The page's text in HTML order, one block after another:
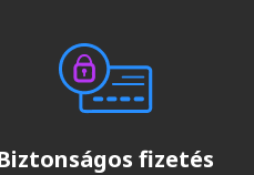
fizetés